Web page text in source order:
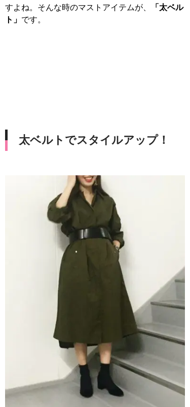
すよね。そんな時のマストアイテムが、
「太ベル
ト」 です。
太ベルトでスタイルアップ！